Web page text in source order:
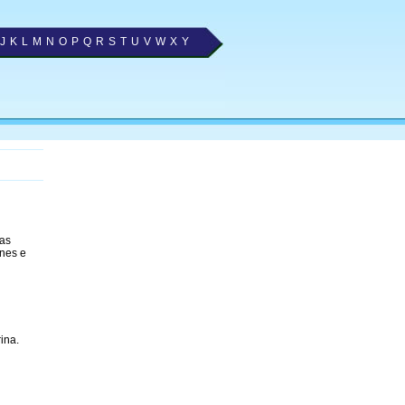
J K L M N O P Q R S T U V W X Y
e